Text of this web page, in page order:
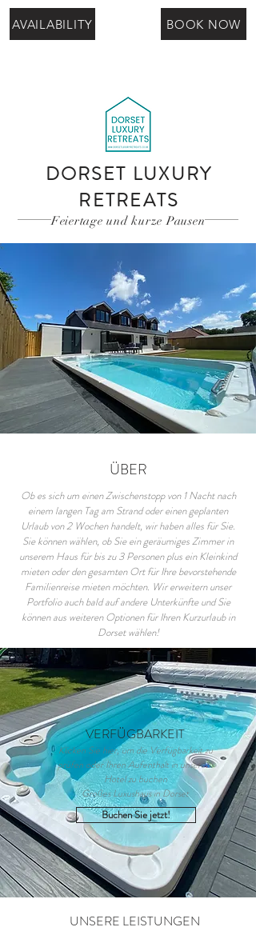
AVAILABILITY BOOK NOW
DORSET LUXURY
RETREATS
Feiertage und kurze Pausen
ÜBER
Ob es sich um einen Zwischenstopp von 1 Nacht nach
einem langen Tag am Strand oder einen geplanten
Urlaub von 2 Wochen handelt, wir haben alles für Sie.
Sie können wählen, ob Sie ein geräumiges Zimmer in
unserem Haus für bis zu 3 Personen plus ein Kleinkind
mieten oder den gesamten Ort für Ihre bevorstehende
Familienreise mieten möchten. Wir erweitern unser
Portfolio auch bald auf andere Unterkünfte und Sie
können aus weiteren Optionen für Ihren Kurzurlaub in
Dorset wählen!
VERFÜGBARKEIT
Klicken Sie hier, um die Verfügbarkeit zu
prüfen oder Ihren Aufenthalt in unserem
Hotel zu buchen
Großes Luxushaus in Dorset
Buchen Sie jetzt!
UNSERE LEISTUNGEN